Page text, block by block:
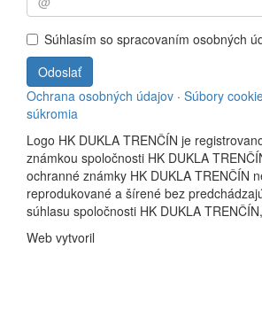
Súhlasím so spracovaním osobných
Odoslať
Ochrana osobných údajov · Súbory
súkromia
Logo HK DUKLA TRENČÍN je
známkou spoločnosti HK DUKLA
ochranné známky HK DUKLA TRENČÍN
reprodukované a šírené bez
súhlasu spoločnosti HK DUKLA
Web vytvoril